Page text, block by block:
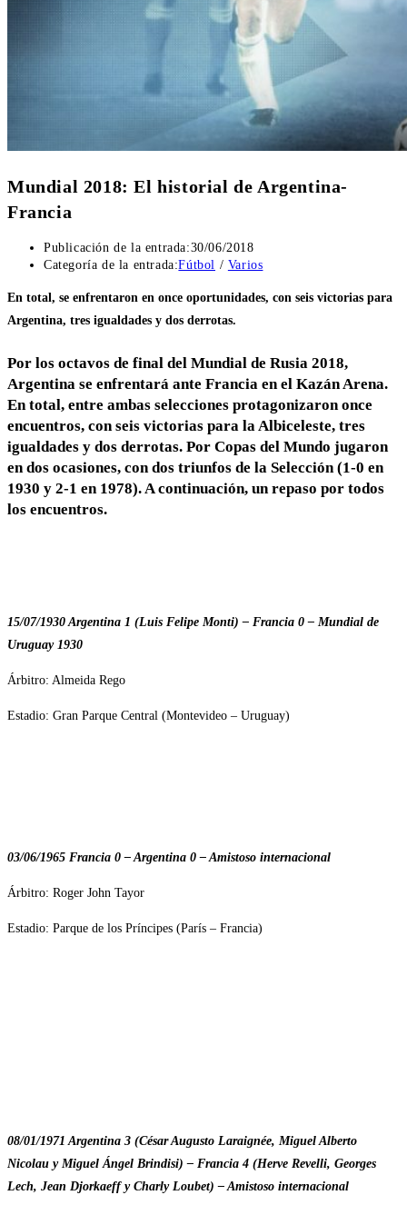
Mundial 2018: El historial de Argentina-
Francia
Publicación de la entrada:30/06/2018
Categoría de la entrada:Fútbol / Varios
En total, se enfrentaron en once oportunidades, con seis victorias para
Argentina, tres igualdades y dos derrotas.
Por los octavos de final del Mundial de Rusia 2018,
Argentina se enfrentará ante Francia en el Kazán Arena.
En total, entre ambas selecciones protagonizaron once
encuentros, con seis victorias para la Albiceleste, tres
igualdades y dos derrotas. Por Copas del Mundo jugaron
en dos ocasiones, con dos triunfos de la Selección (1-0 en
1930 y 2-1 en 1978). A continuación, un repaso por todos
los encuentros.
15/07/1930 Argentina 1 (Luis Felipe Monti) – Francia 0 – Mundial de
Uruguay 1930
Árbitro: Almeida Rego
Estadio: Gran Parque Central (Montevideo – Uruguay)
03/06/1965 Francia 0 – Argentina 0 – Amistoso internacional
Árbitro: Roger John Tayor
Estadio: Parque de los Príncipes (París – Francia)
08/01/1971 Argentina 3 (César Augusto Laraignée, Miguel Alberto
Nicolau y Miguel Ángel Brindisi) – Francia 4 (Herve Revelli, Georges
Lech, Jean Djorkaeff y Charly Loubet) – Amistoso internacional